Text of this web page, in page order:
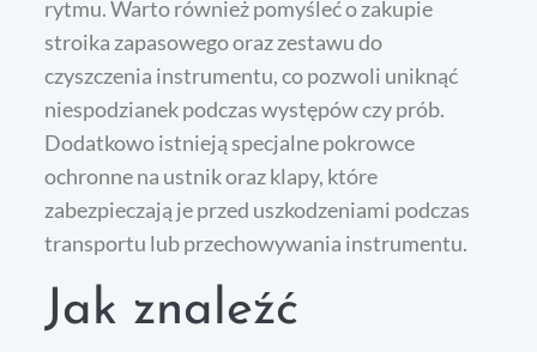
rytmu. Warto również pomyśleć o zakupie
stroika zapasowego oraz zestawu do
czyszczenia instrumentu, co pozwoli uniknąć
niespodzianek podczas występów czy prób.
Dodatkowo istnieją specjalne pokrowce
ochronne na ustnik oraz klapy, które
zabezpieczają je przed uszkodzeniami podczas
transportu lub przechowywania instrumentu.
Jak znaleźć